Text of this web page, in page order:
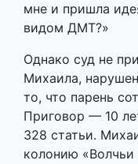
мне и пришла
видом ДМТ?»
Однако суд не
Михаила,
то, что парень
Приговор — 10
328 статьи.
колонию